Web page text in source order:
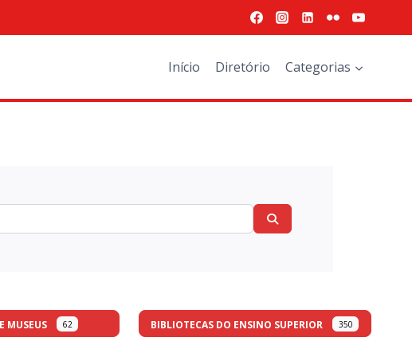
Início Diretório Categorias
Search
MUSEUS 62 BIBLIOTECAS DO ENSINO SUPERIOR 350